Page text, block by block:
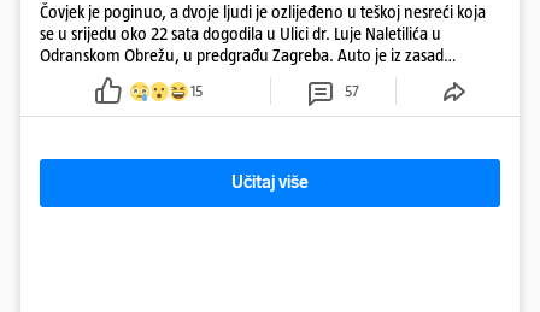
Čovjek je poginuo, a dvoje ljudi je ozlijeđeno u teškoj nesreći koja
se u srijedu oko 22 sata dogodila u Ulici dr. Luje Naletilića u
Odranskom Obrežu, u predgrađu Zagreba. Auto je iz zasad
neutvrđenih razloga sletio s kolnika, a od siline udara vozilo se
prepolovilo.
15 57
Učitaj više